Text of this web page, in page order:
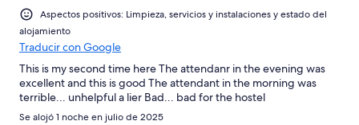
Aspectos positivos: Limpieza, servicios y instalaciones y estado del
alojamiento
Traducir con Google
This is my second time here The attendanr in the evening was
excellent and this is good The attendant in the morning was
terrible... unhelpful a lier Bad... bad for the hostel
Se alojó 1 noche en julio de 2025